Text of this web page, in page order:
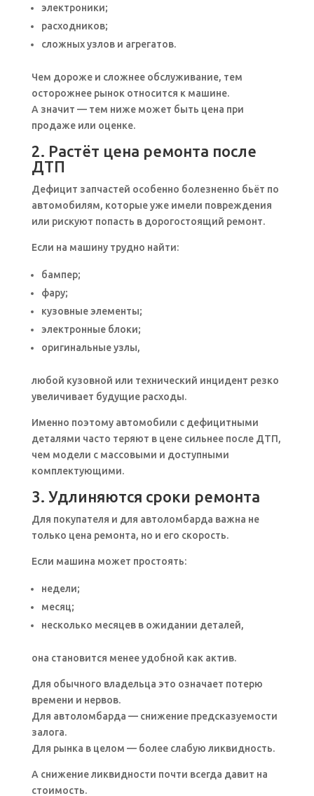
электроники;
расходников;
сложных узлов и агрегатов.
Чем дороже и сложнее обслуживание, тем
осторожнее рынок относится к машине.
А значит — тем ниже может быть цена при
продаже или оценке.
2. Растёт цена ремонта после
ДТП
Дефицит запчастей особенно болезненно бьёт по
автомобилям, которые уже имели повреждения
или рискуют попасть в дорогостоящий ремонт.
Если на машину трудно найти:
бампер;
фару;
кузовные элементы;
электронные блоки;
оригинальные узлы,
любой кузовной или технический инцидент резко
увеличивает будущие расходы.
Именно поэтому автомобили с дефицитными
деталями часто теряют в цене сильнее после ДТП,
чем модели с массовыми и доступными
комплектующими.
3. Удлиняются сроки ремонта
Для покупателя и для автоломбарда важна не
только цена ремонта, но и его скорость.
Если машина может простоять:
недели;
месяц;
несколько месяцев в ожидании деталей,
она становится менее удобной как актив.
Для обычного владельца это означает потерю
времени и нервов.
Для автоломбарда — снижение предсказуемости
залога.
Для рынка в целом — более слабую ликвидность.
А снижение ликвидности почти всегда давит на
стоимость.